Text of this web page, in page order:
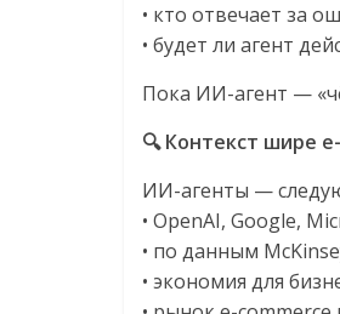
• кто отвечает за
• будет ли агент
Пока ИИ-агент —
🔍 Контекст шире
ИИ-агенты —
• OpenAI, Google,
• по данным
• экономия для